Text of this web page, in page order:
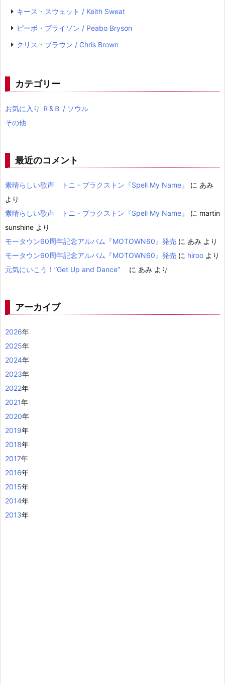
キース・スウェット / Keith Sweat
ピーボ・ブライソン / Peabo Bryson
クリス・ブラウン / Chris Brown
カテゴリー
お気に入り Ｒ&Ｂ / ソウル
その他
最近のコメント
素晴らしい歌声 トニ・ブラクストン『Spell My Name』 に あみ
より
素晴らしい歌声 トニ・ブラクストン『Spell My Name』
に martin
sunshine より
モータウン60周年記念アルバム『MOTOWN60』発売 に あみ より
モータウン60周年記念アルバム『MOTOWN60』発売 に hiroo より
元気にいこう！”Get Up and Dance”
に あみ より
アーカイブ
2026年
2025年
2024年
2023年
2022年
2021年
2020年
2019年
2018年
2017年
2016年
2015年
2014年
2013年